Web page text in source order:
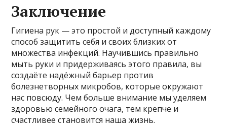
Заключение
Гигиена рук — это простой и доступный каждому
способ защитить себя и своих близких от
множества инфекций. Научившись правильно
мыть руки и придерживаясь этого правила, вы
создаёте надёжный барьер против
болезнетворных микробов, которые окружают
нас повсюду. Чем больше внимание мы уделяем
здоровью семейного очага, тем крепче и
счастливее становится наша жизнь.